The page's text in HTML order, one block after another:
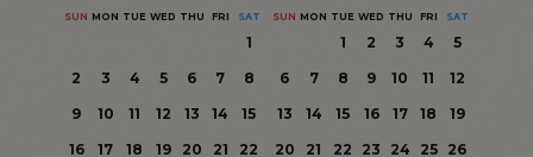
SUN MON TUE WED THU FRI SAT
1
2
3 4 5 6 7
8
9
10 11 12 13 14
15
16
17 18 19 20 21
22
SUN MON TUE WED THU FRI SAT
1 2 3 4
5
6
7 8 9 10 11
12
13
14 15 16 17 18
19
20
21 22 23 24 25
26